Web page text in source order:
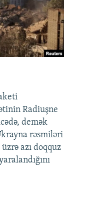
Radiuşne
demək
rəsmiləri
azı doqquz